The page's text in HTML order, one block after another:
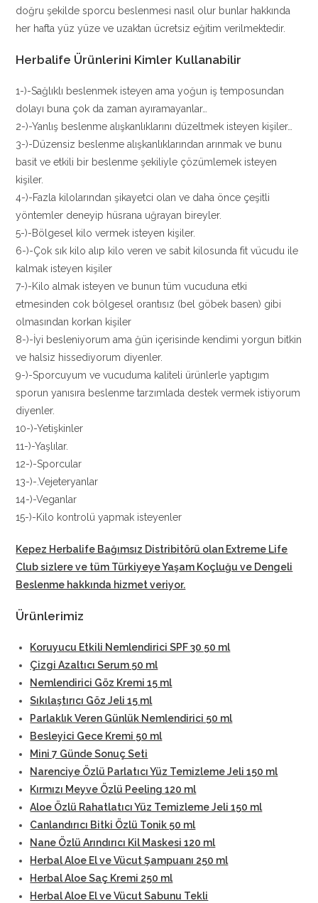
doğru şekilde sporcu beslenmesi nasıl olur bunlar hakkında
her hafta yüz yüze ve uzaktan ücretsiz eğitim verilmektedir.
Herbalife Ürünlerini Kimler Kullanabilir
1-)-Sağlıklı beslenmek isteyen ama yoğun iş temposundan
dolayı buna çok da zaman ayıramayanlar…
2-)-Yanlış beslenme alışkanlıklarını düzeltmek isteyen kişiler…
3-)-Düzensiz beslenme alışkanlıklarından arınmak ve bunu
basit ve etkili bir beslenme şekiliyle çözümlemek isteyen
kişiler.
4-)-Fazla kilolarından şikayetci olan ve daha önce çeşitli
yöntemler deneyip hüsrana uğrayan bireyler.
5-)-Bölgesel kilo vermek isteyen kişiler.
6-)-Çok sık kilo alıp kilo veren ve sabit kilosunda fit vücudu ile
kalmak isteyen kişiler
7-)-Kilo almak isteyen ve bunun tüm vucuduna etki
etmesinden cok bölgesel orantısız (bel göbek basen) gibi
olmasından korkan kişiler
8-)-İyi besleniyorum ama ğün içerisinde kendimi yorgun bitkin
ve halsiz hissediyorum diyenler.
9-)-Sporcuyum ve vucuduma kaliteli ürünlerle yaptıgım
sporun yanısıra beslenme tarzımlada destek vermek istiyorum
diyenler.
10-)-Yetişkinler
11-)-Yaşlılar.
12-)-Sporcular
13-)-.Vejeteryanlar
14-)-Veganlar
15-)-Kilo kontrolü yapmak isteyenler
Kepez Herbalife Bağımsız Distribitörü olan Extreme Life
Club sizlere ve tüm Türkiyeye Yaşam Koçluğu ve Dengeli
Beslenme hakkında hizmet veriyor.
Ürünlerimiz
Koruyucu Etkili Nemlendirici SPF 30 50 ml
Çizgi Azaltıcı Serum 50 ml
Nemlendirici Göz Kremi 15 ml
Sıkılaştırıcı Göz Jeli 15 ml
Parlaklık Veren Günlük Nemlendirici 50 ml
Besleyici Gece Kremi 50 ml
Mini 7 Günde Sonuç Seti
Narenciye Özlü Parlatıcı Yüz Temizleme Jeli 150 ml
Kırmızı Meyve Özlü Peeling 120 ml
Aloe Özlü Rahatlatıcı Yüz Temizleme Jeli 150 ml
Canlandırıcı Bitki Özlü Tonik 50 ml
Nane Özlü Arındırıcı Kil Maskesi 120 ml
Herbal Aloe El ve Vücut Şampuanı 250 ml
Herbal Aloe Saç Kremi 250 ml
Herbal Aloe El ve Vücut Sabunu Tekli